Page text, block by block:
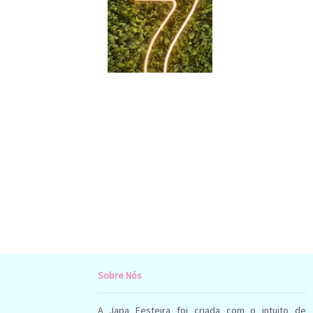
Sobre Nós
A Japa Festeira foi criada com o intuito de